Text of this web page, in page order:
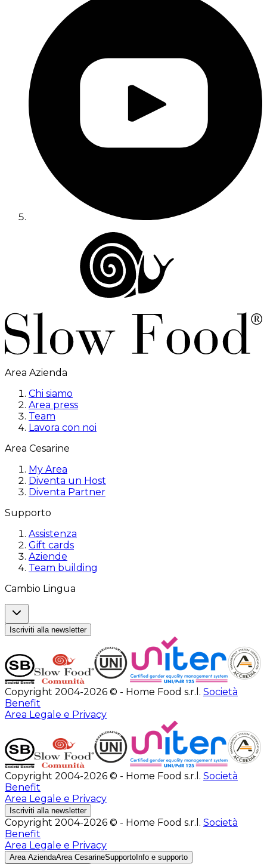
Area Azienda
Chi siamo
Area press
Team
Lavora con noi
Area Cesarine
My Area
Diventa un Host
Diventa Partner
Supporto
Assistenza
Gift cards
Aziende
Team building
Cambio Lingua
Iscriviti alla newsletter
Copyright 2004-2026 © - Home Food s.r.l. Società
Benefit
Area Legale e Privacy
Copyright 2004-2026 © - Home Food s.r.l. Società
Benefit
Area Legale e Privacy
Iscriviti alla newsletter
Copyright 2004-2026 © - Home Food s.r.l. Società
Benefit
Area Legale e Privacy
Area AziendaArea CesarineSupporto Info e supporto